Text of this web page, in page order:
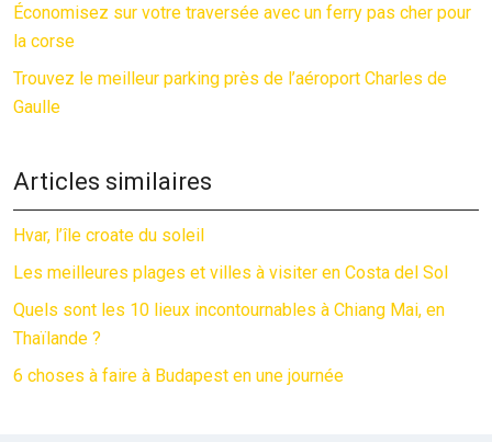
Économisez sur votre traversée avec un ferry pas cher pour
la corse
Trouvez le meilleur parking près de l’aéroport Charles de
Gaulle
Articles similaires
Hvar, l’île croate du soleil
Les meilleures plages et villes à visiter en Costa del Sol
Quels sont les 10 lieux incontournables à Chiang Mai, en
Thaïlande ?
6 choses à faire à Budapest en une journée